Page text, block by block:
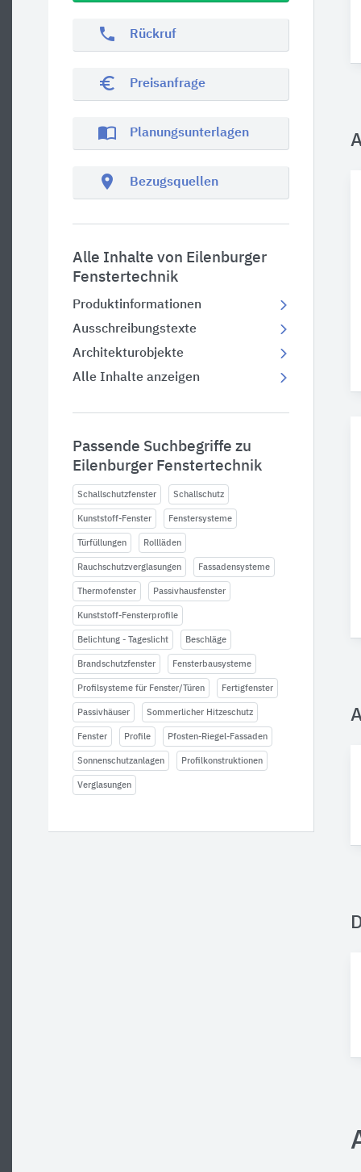
phone Rückruf
euro_symbol Preisanfrage
import_contacts Planungsunterlagen
location_on Bezugsquellen
Alle Inhalte von Eilenburger
Fenstertechnik
Produktinformationen
Ausschreibungstexte
Architekturobjekte
Alle Inhalte anzeigen
Passende Suchbegriffe zu
Eilenburger Fenstertechnik
Schallschutzfenster Schallschutz
Kunststoff-Fenster Fenstersysteme
Türfüllungen Rollläden
Rauchschutzverglasungen Fassadensysteme
Thermofenster Passivhausfenster
Kunststoff-Fensterprofile
Belichtung - Tageslicht Beschläge
Brandschutzfenster Fensterbausysteme
Profilsysteme für Fenster/Türen Fertigfenster
Passivhäuser Sommerlicher Hitzeschutz
Fenster Profile Pfosten-Riegel-Fassaden
Sonnenschutzanlagen Profilkonstruktionen
Verglasungen